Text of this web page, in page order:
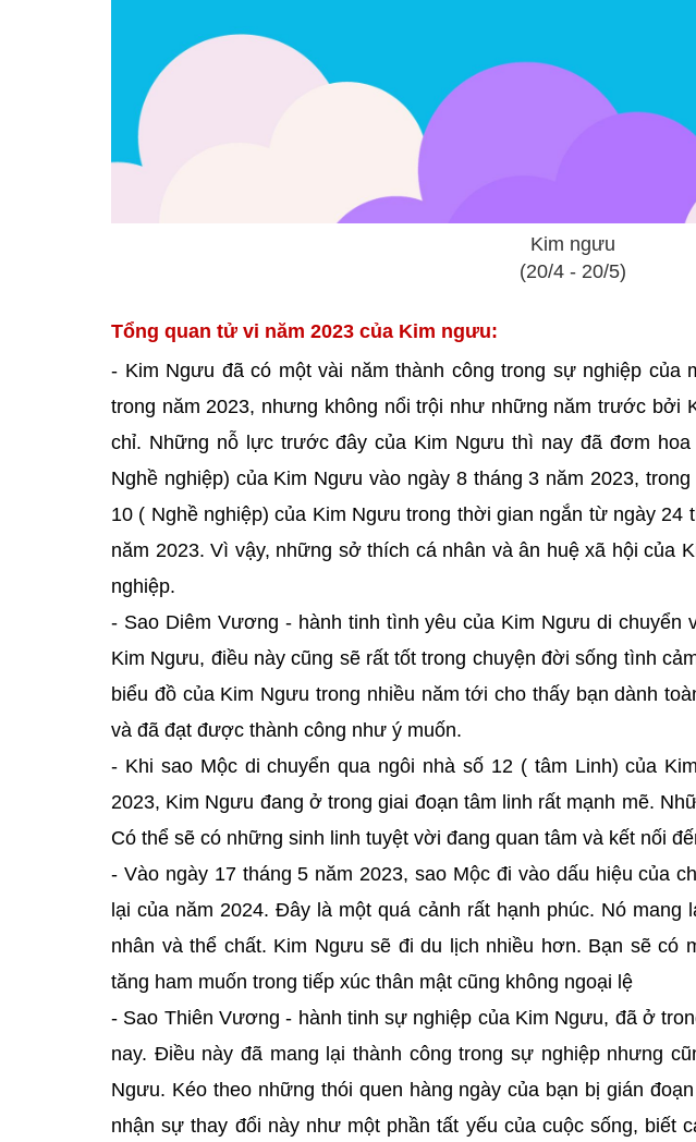
Kim ngưu
(20/4 - 20/5)
Tổng quan tử vi năm 2023 của Kim ngưu:
- Kim Ngưu đã có một vài năm thành công trong sự nghiệp của
trong năm 2023, nhưng không nổi trội như những năm trước bởi
chỉ. Những nỗ lực trước đây của Kim Ngưu thì nay đã đơm
Nghề nghiệp) của Kim Ngưu vào ngày 8 tháng 3 năm 2023,
10 ( Nghề nghiệp) của Kim Ngưu trong thời gian ngắn từ ngày 24
năm 2023. Vì vậy, những sở thích cá nhân và ân huệ xã hội của
nghiệp.
- Sao Diêm Vương - hành tinh tình yêu của Kim Ngưu di chuyển
Kim Ngưu, điều này cũng sẽ rất tốt trong chuyện đời sống tình
biểu đồ của Kim Ngưu trong nhiều năm tới cho thấy bạn dành
và đã đạt được thành công như ý muốn.
- Khi sao Mộc di chuyển qua ngôi nhà số 12 ( tâm Linh) của
2023, Kim Ngưu đang ở trong giai đoạn tâm linh rất mạnh mẽ.
Có thể sẽ có những sinh linh tuyệt vời đang quan tâm và kết nối
- Vào ngày 17 tháng 5 năm 2023, sao Mộc đi vào dấu hiệu của
lại của năm 2024. Đây là một quá cảnh rất hạnh phúc. Nó mang
nhân và thể chất. Kim Ngưu sẽ đi du lịch nhiều hơn. Bạn sẽ có
tăng ham muốn trong tiếp xúc thân mật cũng không ngoại lệ
- Sao Thiên Vương - hành tinh sự nghiệp của Kim Ngưu, đã ở
nay. Điều này đã mang lại thành công trong sự nghiệp nhưng
Ngưu. Kéo theo những thói quen hàng ngày của bạn bị gián
nhận sự thay đổi này như một phần tất yếu của cuộc sống, biết